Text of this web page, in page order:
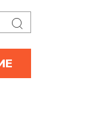
Поиск